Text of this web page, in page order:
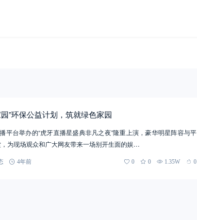
”环保公益计划，筑就绿色家园
平台举办的“虎牙直播星盛典非凡之夜”隆重上演，豪华明星阵容与平
为现场观众和广大网友带来一场别开生面的娱…
4年前 0 0 1.35W 0